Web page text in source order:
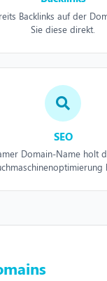
Backlinks auf der
Sie diese direkt.
SEO
Domain-Name holt